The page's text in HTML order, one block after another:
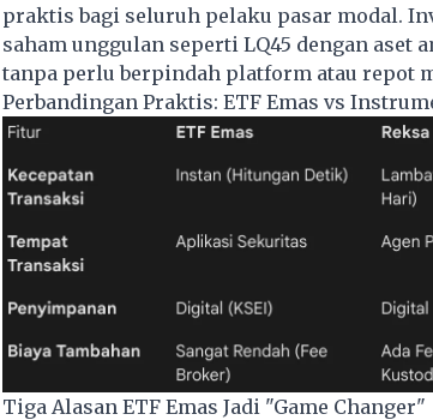
praktis bagi seluruh pelaku pasar modal.
saham unggulan seperti LQ45 dengan aset
tanpa perlu berpindah platform atau repot
Perbandingan Praktis: ETF Emas vs
Tiga Alasan ETF Emas Jadi "Game Changer"